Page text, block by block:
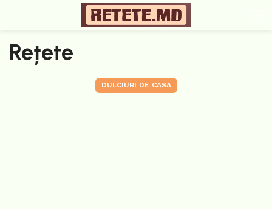
Rețete
DULCIURI DE CASA